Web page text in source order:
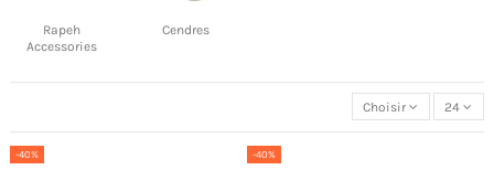
Rapeh
Accessories
Cendres
Choisir 24
-40% -40%